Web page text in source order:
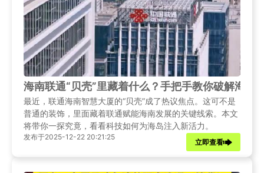
海南联通“贝壳”里藏着什么？手把手教你破解海岛
最近，联通海南智慧大厦的“贝壳”成了热议焦点。这可不是
普通的装饰，里面藏着联通赋能海南发展的关键线索。本文
将带你一探究竟，看看科技如何为海岛注入新活力。
发布于2025-12-22 20:21:25
立即查看